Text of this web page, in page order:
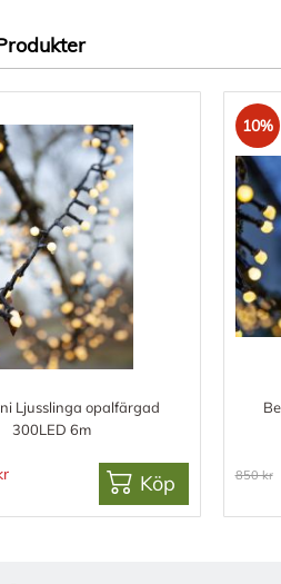
Ljusslinga opalfärgad
300LED 6m
Köp
10%
850 kr